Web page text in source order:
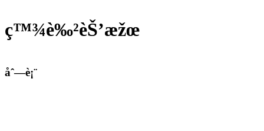
ç™¾è‰²èŠ’æžœ
åˆ—è¡¨